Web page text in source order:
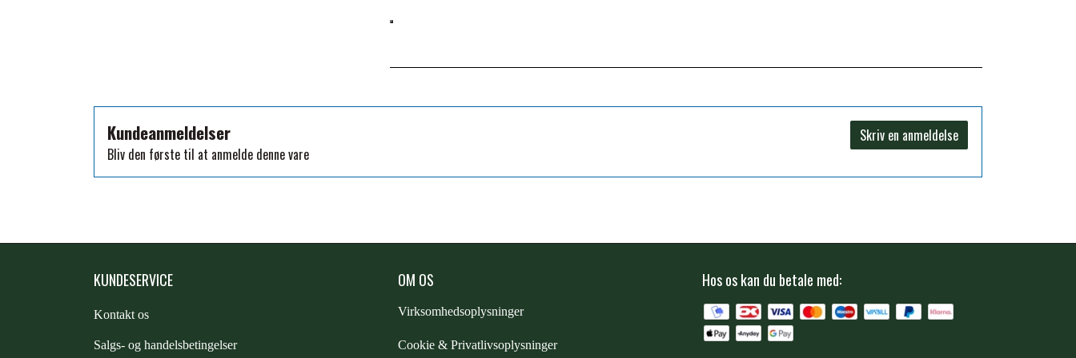
QHP -BRANDS OF Q
Skriv en anmeldelse
Kundeanmeldelser
Bliv den første til at anmelde denne vare
KUNDESERVICE
Kontakt os
Salgs- og handelsbetingelser
OM OS
Virksomhedsoplysninger
Cookie & Privatlivsoplysninger
Hos os kan du betale med: